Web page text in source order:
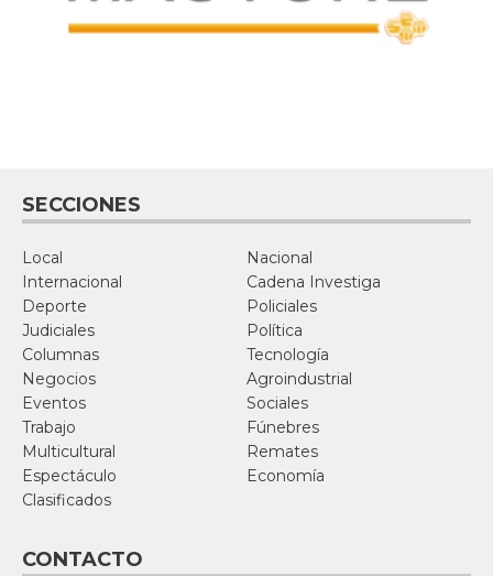
SECCIONES
Local
Nacional
Internacional
Cadena Investiga
Deporte
Policiales
Judiciales
Política
Columnas
Tecnología
Negocios
Agroindustrial
Eventos
Sociales
Trabajo
Fúnebres
Multicultural
Remates
Espectáculo
Economía
Clasificados
CONTACTO